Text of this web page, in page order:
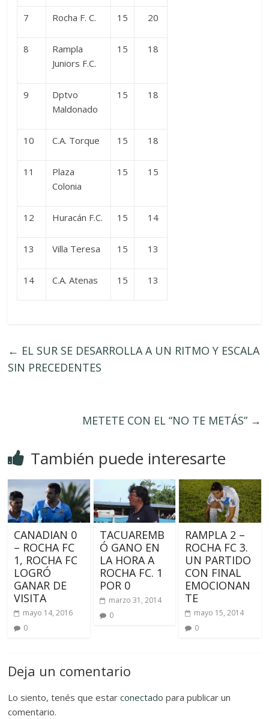
7 Rocha F. C. 15 20
8
Rampla
Juniors F.C.
15 18
9
Dptvo
Maldonado
15 18
10 C.A. Torque 15 18
11
Plaza
Colonia
15 15
12 Huracán F.C. 15 14
13 Villa Teresa 15 13
14 C.A. Atenas 15 13
← EL SUR SE DESARROLLA A UN RITMO Y ESCALA
SIN PRECEDENTES
METETE CON EL “NO TE METÁS” →
También puede interesarte
CANADIAN 0
– ROCHA FC
1, ROCHA FC
LOGRÓ
GANAR DE
VISITA
mayo 14, 2016
0
TACUAREMB
Ó GANO EN
LA HORA A
ROCHA FC. 1
POR 0
marzo 31, 2014
0
RAMPLA 2 –
ROCHA FC 3.
UN PARTIDO
CON FINAL
EMOCIONAN
TE
mayo 15, 2014
0
Deja un comentario
Lo siento, tenés que estarconectado para publicar un
comentario.